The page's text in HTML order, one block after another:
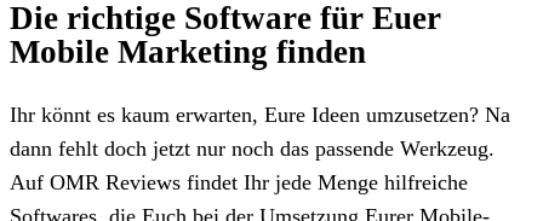
Die richtige Software für Euer
Mobile Marketing finden
Ihr könnt es kaum erwarten, Eure Ideen umzusetzen? Na
dann fehlt doch jetzt nur noch das passende Werkzeug.
Auf OMR Reviews findet Ihr jede Menge hilfreiche
Softwares, die Euch bei der Umsetzung Eurer Mobile-